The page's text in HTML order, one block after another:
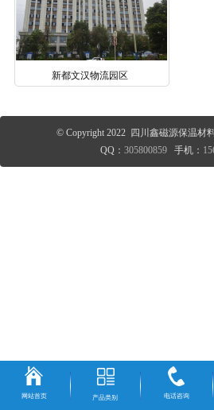
新都文汉物流园区
© Copyright 2022 四川鑫磁源保温材
QQ：305800859 手机：
网站首页 产品类别 电话咨询